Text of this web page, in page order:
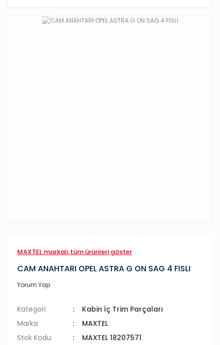
MAXTEL markalı tüm ürünleri göster
CAM ANAHTARI OPEL ASTRA G ON SAG 4 FISLI
Yorum Yap
Kategori
Kabin İç Trim Parçaları
Marka
MAXTEL
Stok Kodu
MAXTEL 18207571